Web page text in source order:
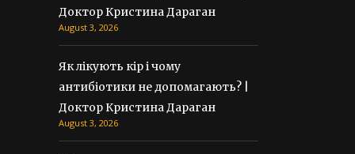
Доктор Кристина Дараган
August 3, 2026
Як лікують кір і чому
антибіотики не допомагають? |
Доктор Кристина Дараган
August 3, 2026